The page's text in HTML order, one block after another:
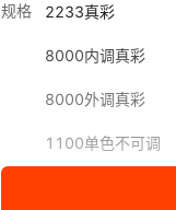
规格 2233真彩
8000内调真彩
8000外调真彩
1100单色不可调